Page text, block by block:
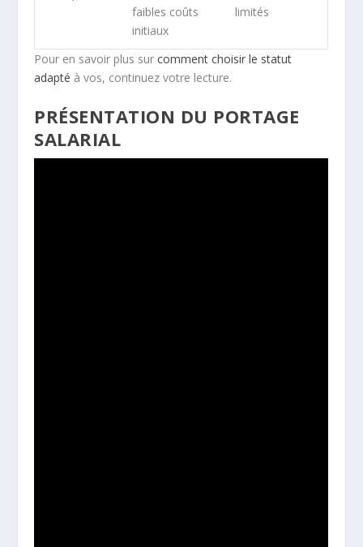
faibles coûts
initiaux
limités
Pour en savoir plus surcomment choisir le statut
adapté à vos, continuez votre lecture.
PRÉSENTATION DU PORTAGE
SALARIAL